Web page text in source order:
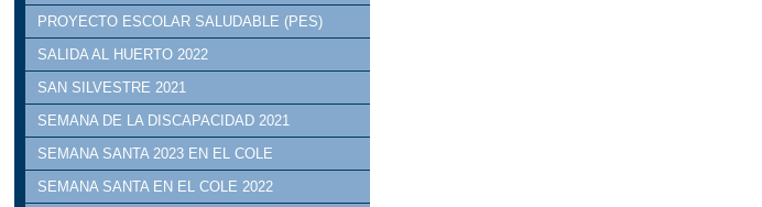
PROYECTO ESCOLAR SALUDABLE (PES)
SALIDA AL HUERTO 2022
SAN SILVESTRE 2021
SEMANA DE LA DISCAPACIDAD 2021
SEMANA SANTA 2023 EN EL COLE
SEMANA SANTA EN EL COLE 2022